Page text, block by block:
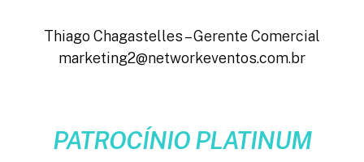
Thiago Chagastelles – Gerente Comercial
marketing2@networkeventos.com.br
PATROCÍNIO PLATINUM